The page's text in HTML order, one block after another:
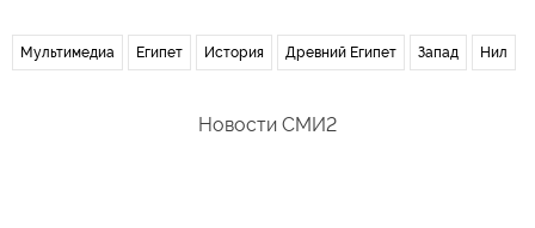
Мультимедиа Египет История Древний Египет Запад Нил
Новости СМИ2